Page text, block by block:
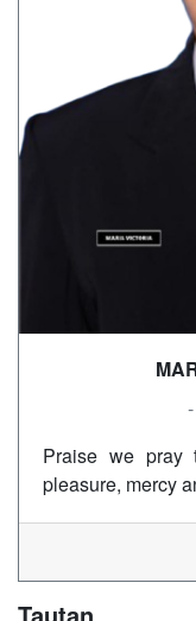
Praise we
pleasure, mercy